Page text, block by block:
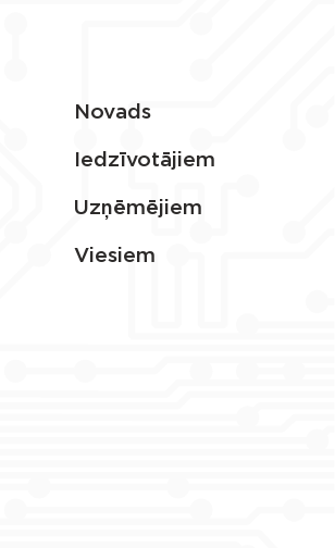
Novads
Iedzīvotājiem
Uzņēmējiem
Viesiem